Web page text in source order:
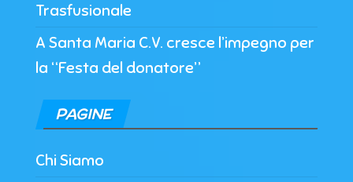
Trasfusionale
A Santa Maria C.V. cresce l’impegno per
la “Festa del donatore”
PAGINE
Chi Siamo